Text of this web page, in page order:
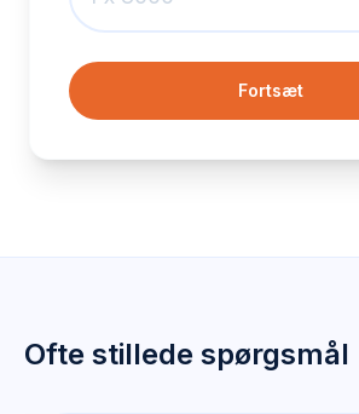
Fortsæt
Ofte stillede spørgsmål